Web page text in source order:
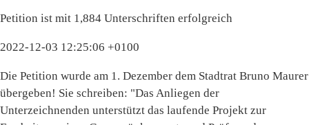
Petition ist mit 1,884 Unterschriften erfolgreich
2022-12-03 12:25:06 +0100
Die Petition wurde am 1. Dezember dem Stadtrat Bruno Maurer
übergeben! Sie schreiben: "Das Anliegen der
Unterzeichnenden unterstützt das laufende Projekt zur